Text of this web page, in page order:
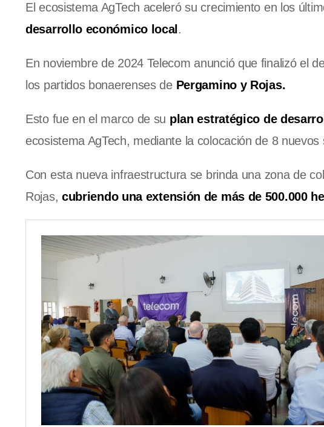
El ecosistema AgTech aceleró su crecimiento en los
desarrollo económico local .
En noviembre de 2024 Telecom anunció que finalizó el
los partidos bonaerenses de Pergamino y Rojas.
Esto fue en el marco de su plan estratégico de
ecosistema AgTech, mediante la colocación de 8 nuevos
Con esta nueva infraestructura se brinda una zona de
Rojas, cubriendo una extensión de más de 500.000